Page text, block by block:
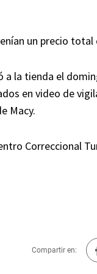
un precio total
la tienda el
en video de
Macy.
Correccional
Compartir en: